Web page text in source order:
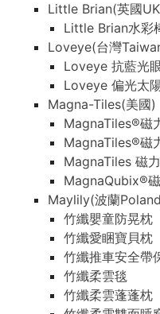
Little Brian(英國
Little Brian水彩
Loveye(台灣
Loveye 抗藍光
Loveye 偏光太
Magna-Tiles(美國)
MagnaTiles®磁
MagnaTiles®磁
MagnaTiles 磁
MagnaQubix®
Maylily(波蘭
竹纖嬰童防晃枕
竹纖愛睏寶貝枕
竹纖推車安全帶
竹纖柔雲毯
竹纖柔雲蓬蓬枕